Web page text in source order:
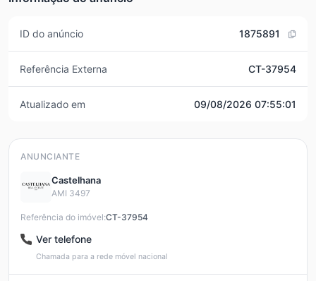
ID do anúncio 1875891
Referência Externa CT-37954
Atualizado em 09/08/2026 07:55:01
ANUNCIANTE
Castelhana
AMI 3497
Referência do imóvel:CT-37954
Ver telefone
Chamada para a rede móvel nacional